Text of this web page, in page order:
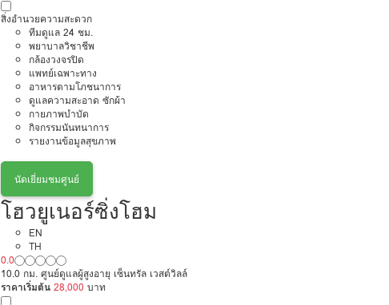
สิ่งอำนวยความสะดวก
ทีมดูแล 24 ชม.
พยาบาลวิชาชีพ
กล้องวงจรปิด
แพทย์เฉพาะทาง
อาหารตามโภชนาการ
ดูแลความสะอาด ซักผ้า
กายภาพบำบัด
กิจกรรมนันทนาการ
รายงานข้อมูลสุขภาพ
นัดเยี่ยมชมศูนย์
โฮวยูเนอร์ซิ่งโฮม
EN
TH
0.0
10.0 กม. ศูนย์ดูแลผู้สูงอายุ เซ็นทรัล เวสต์วิลล์
ราคาเริ่มต้น 28,000 บาท